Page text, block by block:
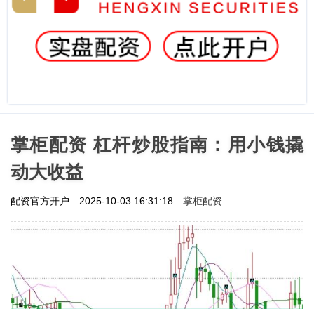
掌柜配资 杠杆炒股指南：用小钱撬
动大收益
配资官方开户 2025-10-03 16:31:18 掌柜配资